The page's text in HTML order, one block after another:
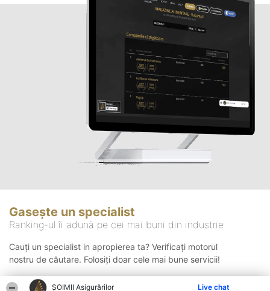
ȘOIMII Asigurărilor Live chat
Gasește un specialist
Ranking-ul îi adună pe cei mai buni din industrie
Cauți un specialist in apropierea ta? Verificați motorul
nostru de căutare. Folosiți doar cele mai bune servicii!